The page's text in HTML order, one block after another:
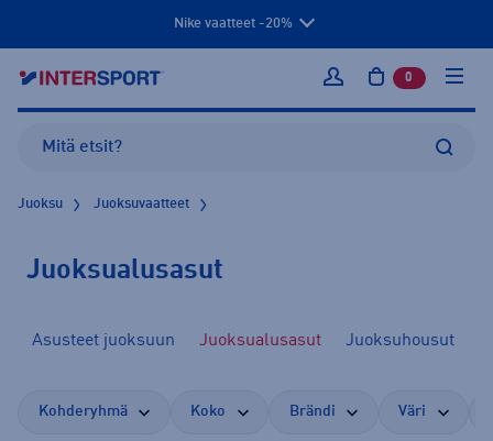
Nike vaatteet -20%
Kirjaudu sisään
0 tuotetta
Juoksu Juoksuvaatteet
Juoksualusasut
Asusteet juoksuun Juoksualusasut Juoksuhousut
Kohderyhmä Koko Brändi Väri